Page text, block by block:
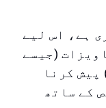
ہے، اس لیے
(جیسے
پیش کرنا
کے ساتھ